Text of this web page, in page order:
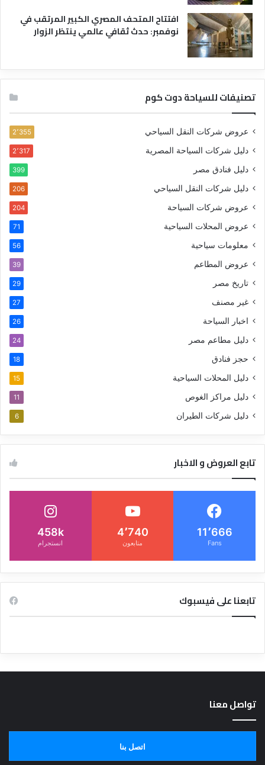
افتتاح المتحف المصري الكبير المرتقب في
نوفمبر: حدث ثقافي عالمي ينتظر الزوار
تصنيفات للسياحة دوت كوم
عروض شركات النقل السياحي 2٬355
دليل شركات السياحة المصرية 2٬317
دليل فنادق مصر 399
دليل شركات النقل السياحي 206
عروض شركات السياحة 204
عروض المحلات السياحية 71
معلومات سياحية 56
عروض المطاعم 39
تاريخ مصر 29
غير مصنف 27
اخبار السياحة 26
دليل مطاعم مصر 24
حجز فنادق 18
دليل المحلات السياحية 15
دليل مراكز الغوص 11
دليل شركات الطيران 6
تابع العروض و الاخبار
11٬666
Fans
4٬740
متابعون
458k
انستجرام
تابعنا على فيسبوك
تواصل معنا
اتصل بنا